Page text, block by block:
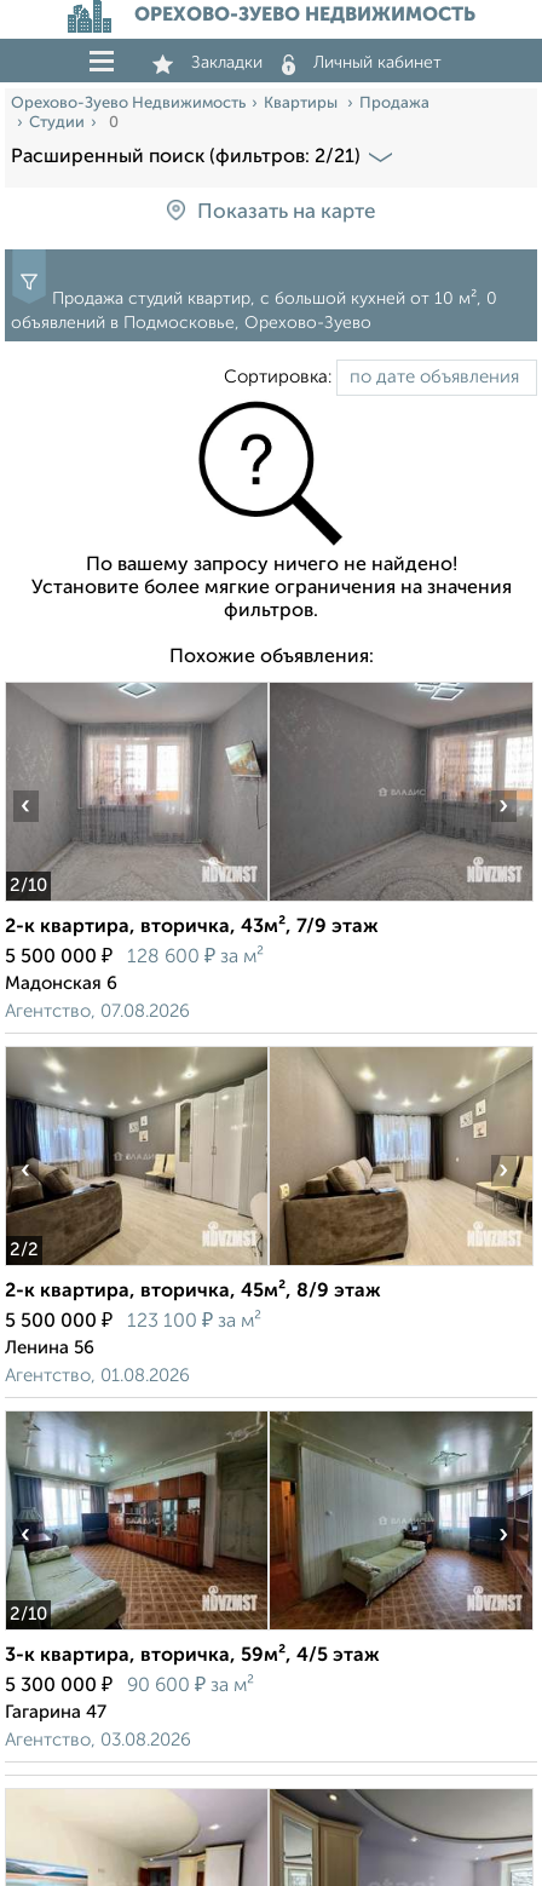
ОРЕХОВО-ЗУЕВО НЕДВИЖИМОСТЬ
Закладки Личный кабинет
Орехово-Зуево Недвижимость Квартиры
Продажа
Студии
0
Расширенный поиск (фильтров: 2/21)
Показать на карте
Продажа студий квартир, c большой кухней от 10 м², 0
объявлений в Подмосковье, Орехово-Зуево
Сортировка:
По вашему запросу ничего не найдено!
Установите более мягкие ограничения на значения
фильтров.
Похожие объявления:
2/10
‹ ›
2-к квартира, вторичка, 43м², 7/9 этаж
5 500 000 ₽ 128 600 ₽ за м²
Мадонская 6
Агентство, 07.08.2026
2/2
‹ ›
2-к квартира, вторичка, 45м², 8/9 этаж
5 500 000 ₽ 123 100 ₽ за м²
Ленина 56
Агентство, 01.08.2026
2/10
‹ ›
3-к квартира, вторичка, 59м², 4/5 этаж
5 300 000 ₽ 90 600 ₽ за м²
Гагарина 47
Агентство, 03.08.2026